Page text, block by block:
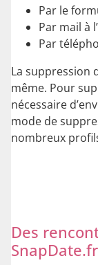
Par le
Par mail à
Par
La suppression
même. Pour
nécessaire
mode de
nombreux
Des